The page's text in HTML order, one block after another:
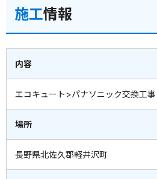
施工情報
内容
エコキュート>パナソニック交換工事
場所
長野県北佐久郡軽井沢町